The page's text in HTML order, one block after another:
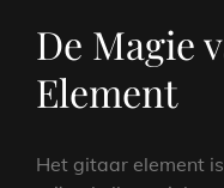
De Magie
Element
Het gitaar element